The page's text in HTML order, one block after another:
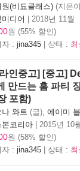
원(비됴클래스) (지은
미디어 | 2018년 11월
원 (55% 할인)
자 : jina345 | 상태 : 최
인중고] [중고]
만드는 홈 파티
포함)
와트 (글), 에이미
본코리아 | 2015년 10
원 (58% 할인)
자 : jina345 | 상태 : 최